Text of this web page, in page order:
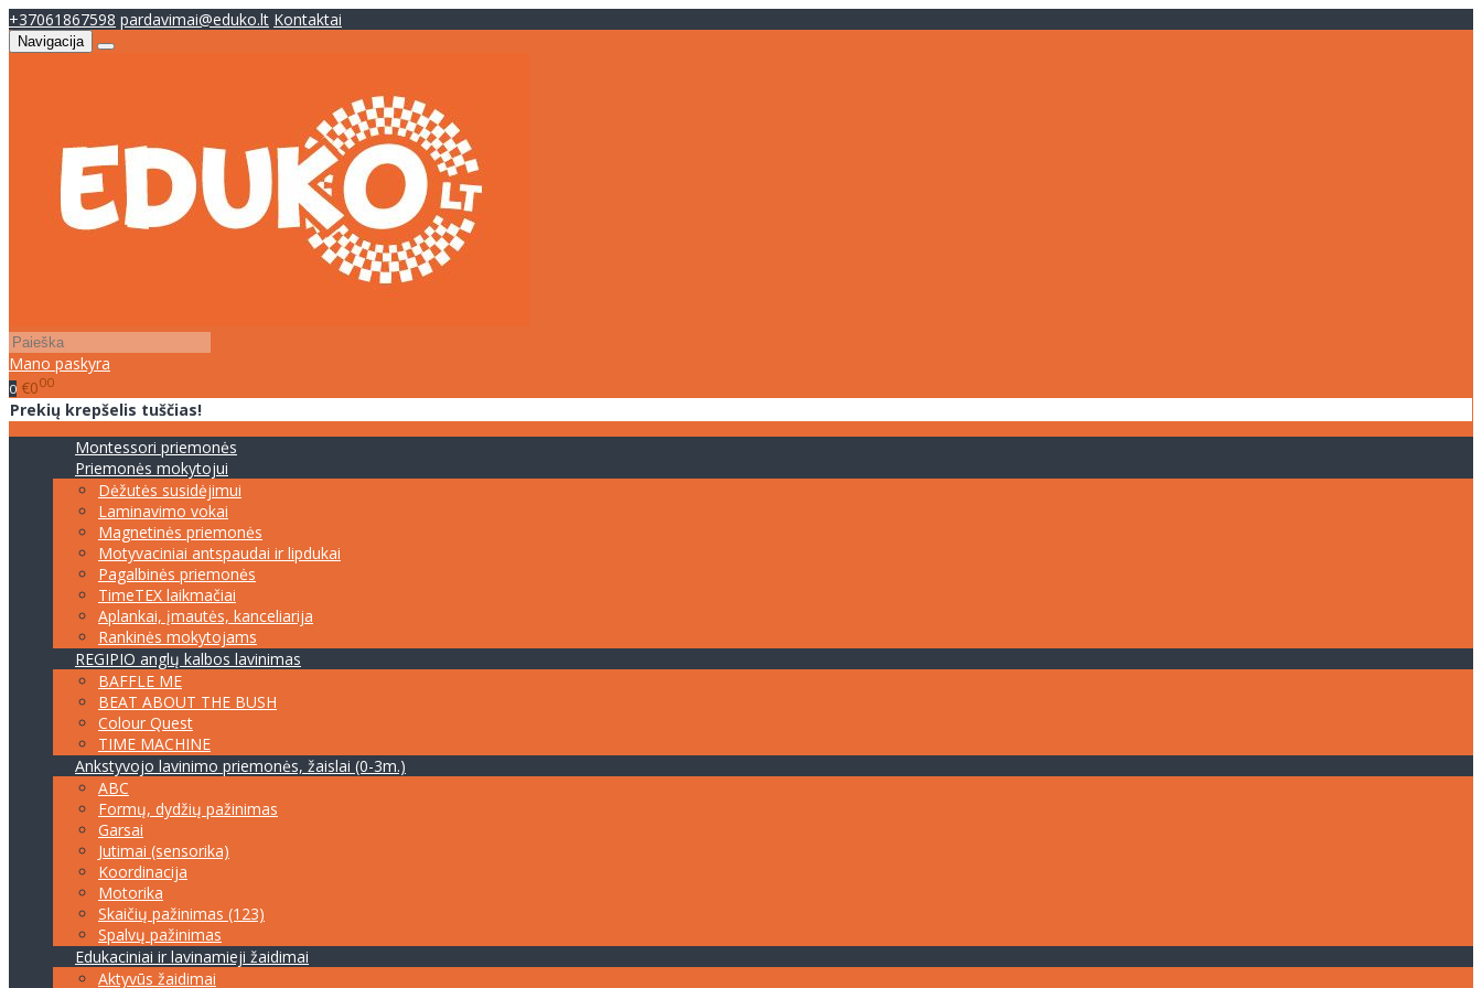
+37061867598 pardavimai@eduko.lt Kontaktai
Navigacija
Mano paskyra
0 €000
Prekių krepšelis tuščias!
Montessori priemonės
Priemonės mokytojui
Dėžutės susidėjimui
Laminavimo vokai
Magnetinės priemonės
Motyvaciniai antspaudai ir lipdukai
Pagalbinės priemonės
TimeTEX laikmačiai
Aplankai, įmautės, kanceliarija
Rankinės mokytojams
REGIPIO anglų kalbos lavinimas
BAFFLE ME
BEAT ABOUT THE BUSH
Colour Quest
TIME MACHINE
Ankstyvojo lavinimo priemonės, žaislai (0-3m.)
ABC
Formų, dydžių pažinimas
Garsai
Jutimai (sensorika)
Koordinacija
Motorika
Skaičių pažinimas (123)
Spalvų pažinimas
Edukaciniai ir lavinamieji žaidimai
Aktyvūs žaidimai